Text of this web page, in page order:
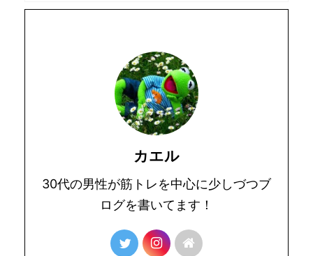
カエル
30代の男性が筋トレを中心に少しづつブ
ログを書いてます！